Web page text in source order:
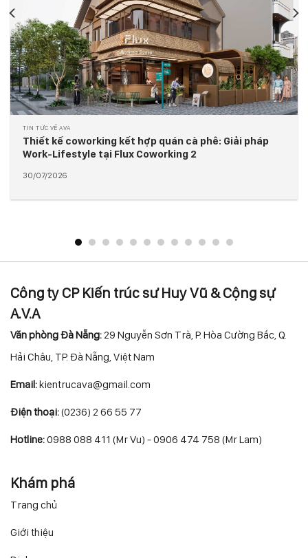
TIN TỨC VỀ AVA
Giải Mã Hệ Facade “Bespoke” Tại AVA Modena
Apartment
28/07/2026
Công ty CP Kiến trúc sư Huy Vũ & Cộng sự
A.V.A
Văn phòng Đà Nẵng:29 Nguyễn Sơn Trà, P. Hòa Cường Bắc, Q.
Hải Châu, TP. Đà Nẵng, Việt Nam
Email:kientrucava@gmail.com
Điện thoại:(0236) 2 66 55 77
Hotline:0988 088 411 (Mr Vu) - 0906 474 758 (Mr Lam)
Khám phá
Trang chủ
Giới thiệu